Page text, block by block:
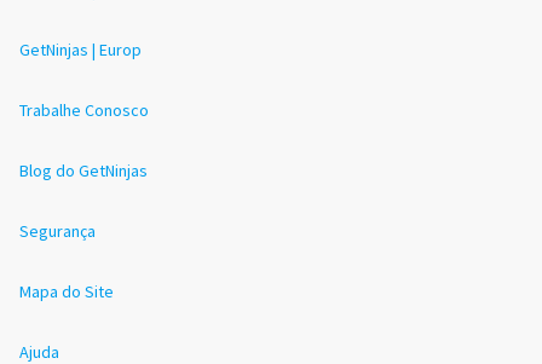
GetNinjas | Europ
Trabalhe Conosco
Blog do GetNinjas
Segurança
Mapa do Site
Ajuda